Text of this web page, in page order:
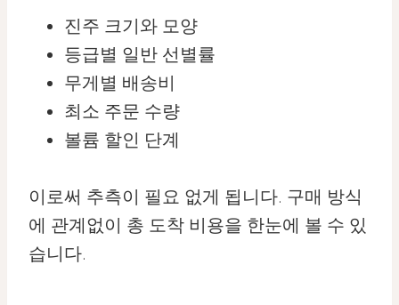
진주 크기와 모양
등급별 일반 선별률
무게별 배송비
최소 주문 수량
볼륨 할인 단계
이로써 추측이 필요 없게 됩니다. 구매 방식
에 관계없이 총 도착 비용을 한눈에 볼 수 있
습니다.